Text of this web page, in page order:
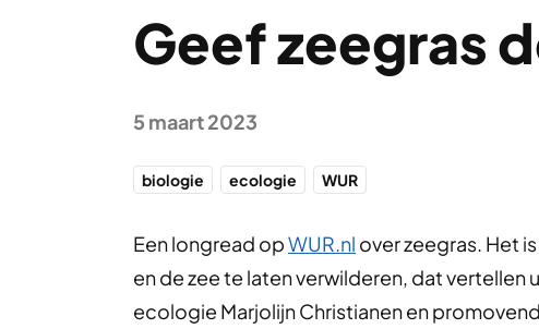
Geef zeegras
5 maart 2023
biologie ecologie WUR
Een longread opWUR.nl over zeegras. Het
en de zee te laten verwilderen, dat
ecologie Marjolijn Christianen en